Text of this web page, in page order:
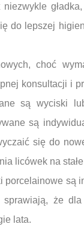
do lepszej
choć
konsultacji i
są wyciski
są
się do
licówek na
są
że
lata.